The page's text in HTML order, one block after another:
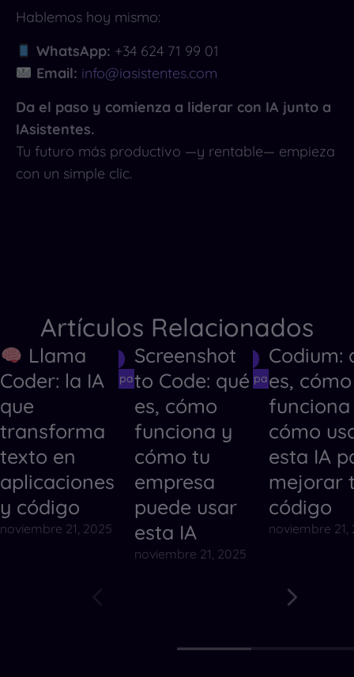
Hablemos hoy mismo:
WhatsApp: +34 624 71 99 01
Email: info@iasistentes.com
Da el paso y comienza a liderar con IA junto a
IAsistentes.
Tu futuro más productivo —y rentable— empieza
con un simple clic.
Artículos Relacionados
Herramientas de IA
Herramientas de IA para Crear Códigos
Llama
Coder: la IA
que
transforma
texto en
aplicaciones
y código
noviembre 21, 2025
Herramientas de IA
Herramientas de IA para Crear
Screenshot
to Code: qué
es, cómo
funciona y
cómo tu
empresa
puede usar
esta IA
noviembre 21, 2025
Codium:
es, cómo
cómo
esta IA
mejorar
código
noviembre 21,